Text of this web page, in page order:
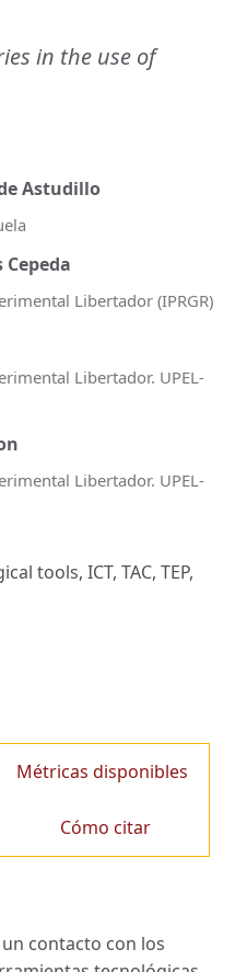
in the use of
Astudillo
Libertador (IPRGR)
Libertador. UPEL-
Libertador. UPEL-
tools, ICT, TAC, TEP,
Métricas disponibles
Cómo citar
contacto con los